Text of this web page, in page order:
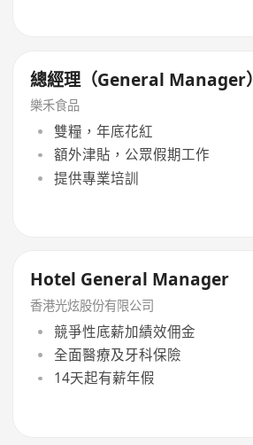
總經理（General Manager）
樂禾食品
雙糧，年底花紅
額外津貼，公眾假期工作
提供專業培訓
Hotel General Manager
香港光炫股份有限公司
競爭性底薪加績效佣金
全面醫療及牙科保險
14天起有薪年假